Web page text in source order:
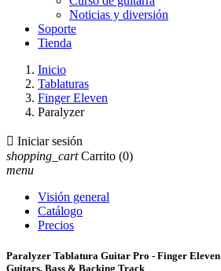
Noticias y diversión
Soporte
Tienda
Inicio
Tablaturas
Finger Eleven
Paralyzer
 Iniciar sesión
shopping_cart Carrito (0)
menu
Visión general
Catálogo
Precios
Paralyzer Tablatura Guitar Pro - Finger Eleven
Guitars, Bass & Backing Track